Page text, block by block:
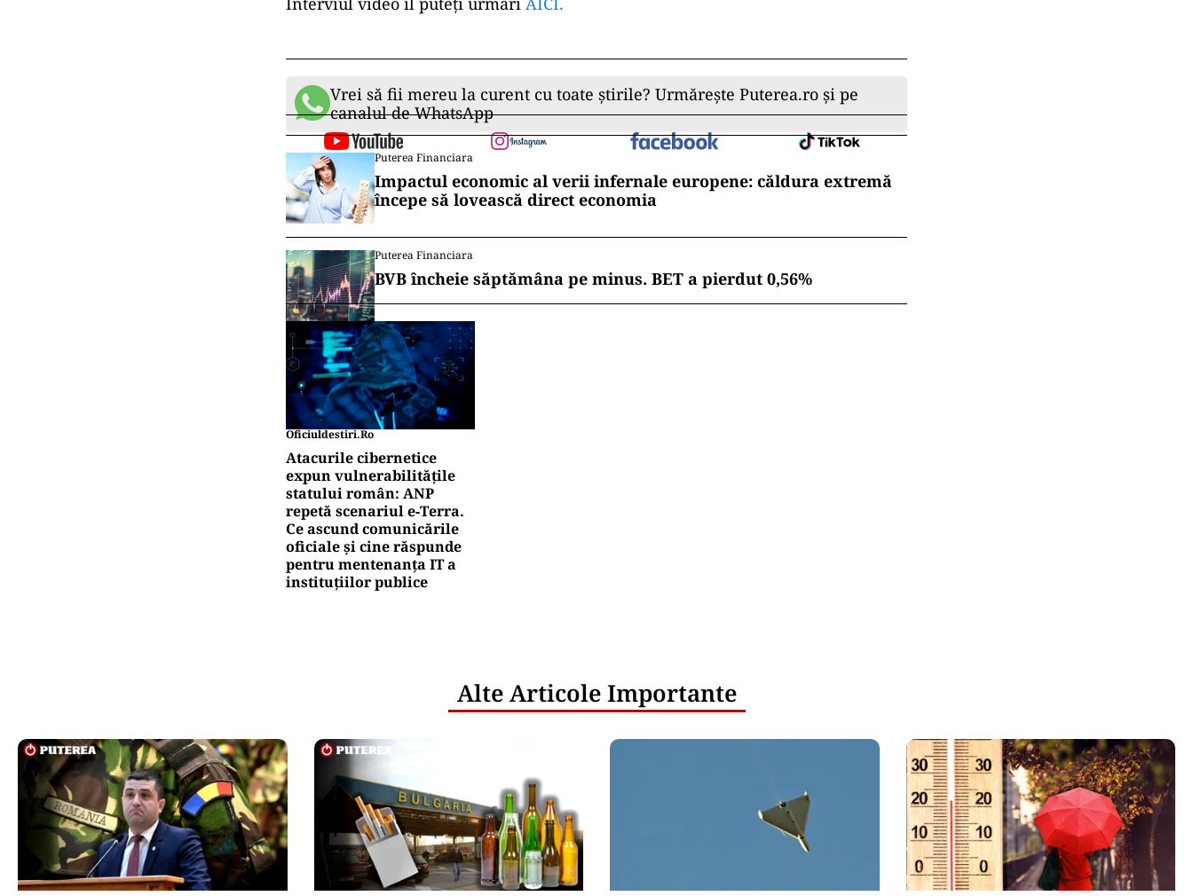
Vrei să fii mereu la curent cu toate știrile? Urmărește Puterea.ro și pe
canalul de WhatsApp
Puterea Financiara
Impactul economic al verii infernale europene: căldura extremă
începe să lovească direct economia
Puterea Financiara
BVB încheie săptămâna pe minus. BET a pierdut 0,56%
Oficiuldestiri.ro
Atacurile cibernetice
expun vulnerabilitățile
statului român: ANP
repetă scenariul e‑Terra.
Ce ascund comunicările
oficiale și cine răspunde
pentru mentenanța IT a
instituțiilor publice
Alte Articole Importante